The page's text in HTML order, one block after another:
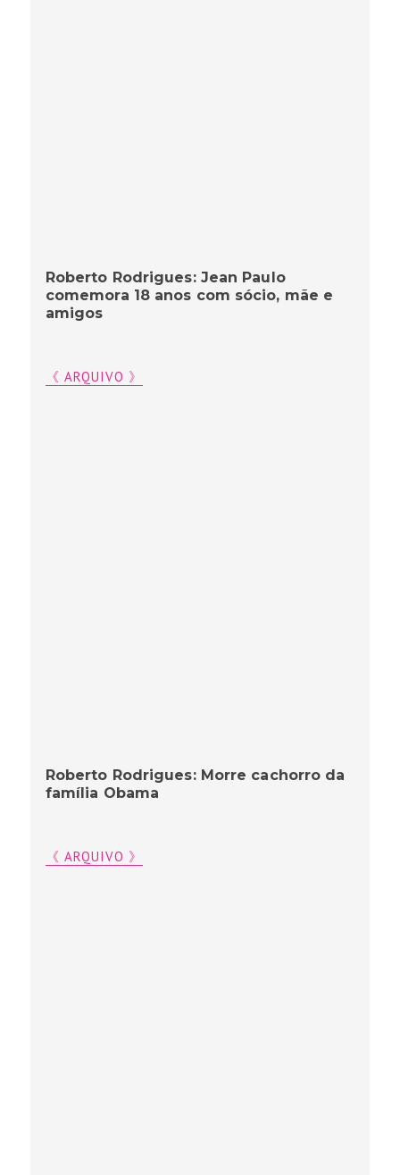
Roberto Rodrigues: Jean Paulo
comemora 18 anos com sócio, mãe e
amigos
《 ARQUIVO 》
Roberto Rodrigues: Morre cachorro da
família Obama
《 ARQUIVO 》